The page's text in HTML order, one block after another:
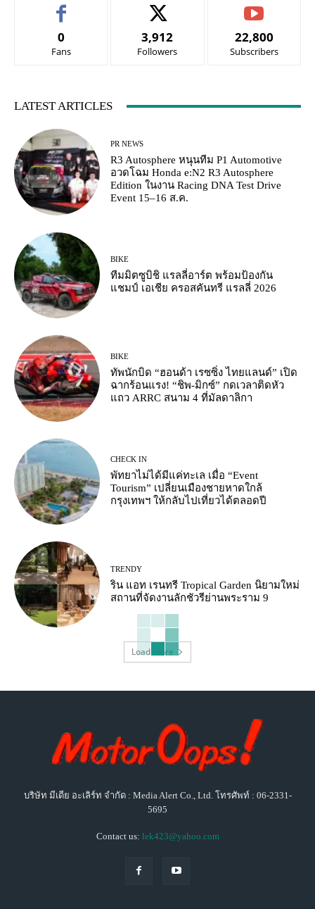
0
Fans
3,912
Followers
22,800
Subscribers
LATEST ARTICLES
PR NEWS
R3 Autosphere หนุนทีม P1 Automotive
อวดโฉม Honda e:N2 R3 Autosphere
Edition ในงาน Racing DNA Test Drive
Event 15–16 ส.ค.
BIKE
ทีมมิตซูบิชิ แรลลี่อาร์ต พร้อมป้องกัน
แชมป์ เอเชีย ครอสคันทรี แรลลี่ 2026
BIKE
ทัพนักบิด “ฮอนด้า เรซซิ่ง ไทยแลนด์” เปิด
ฉากร้อนแรง! “ชิพ-มิกซ์” กดเวลาติดหัว
แถว ARRC สนาม 4 ที่มัลดาลิกา
CHECK IN
พัทยาไม่ได้มีแค่ทะเล เมื่อ “Event
Tourism” เปลี่ยนเมืองชายหาดใกล้
กรุงเทพฯ ให้กลับไปเที่ยวได้ตลอดปี
TRENDY
ริน แอท เรนทรี Tropical Garden นิยามใหม่
สถานที่จัดงานลักชัวรีย่านพระราม 9
Load more
บริษัท มีเดีย อะเลิร์ท จำกัด : Media Alert Co., Ltd. โทรศัพท์ : 06-2331-
5695
Contact us: lek423@yahoo.com